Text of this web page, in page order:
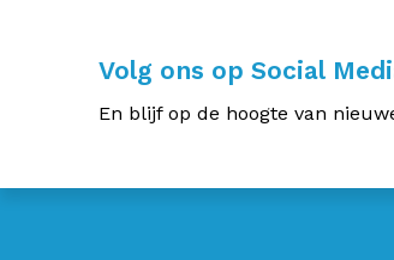
Volg ons op Social
En blijf op de hoogte van